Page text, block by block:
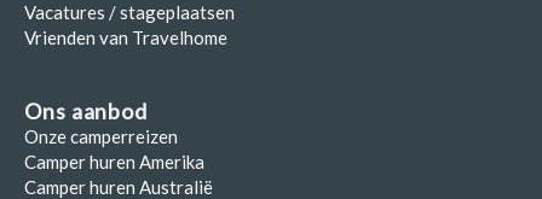
Vacatures / stageplaatsen
Vrienden van Travelhome
Ons aanbod
Onze camperreizen
Camper huren Amerika
Camper huren Australië